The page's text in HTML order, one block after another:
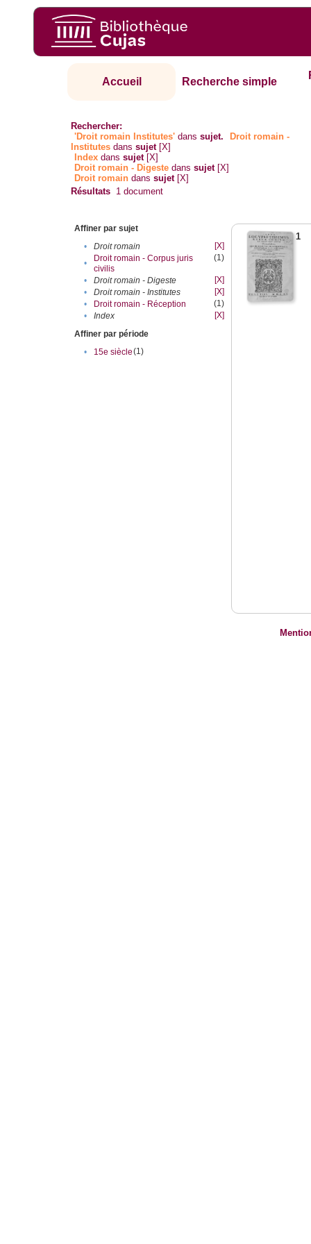
Accueil Recherche simple
Rechercher:
'Droit romain Institutes' danssujet.
Droit romain -
Institutes danssujet [X]
Index danssujet [X]
Droit romain - Digeste danssujet [X]
Droit romain danssujet [X]
Résultats 1 document
Affiner par sujet
•
Droit romain
[X]
•
Droit romain - Corpus juris
civilis
(1)
• Droit romain - Digeste
[X]
•
Droit romain - Institutes
[X]
•
Droit romain - Réception
(1)
•
Index
[X]
Affiner par période
•
15e siècle(1)
1